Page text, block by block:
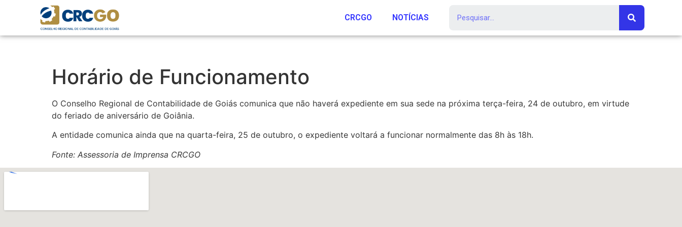
CRCGO NOTÍCIAS
Horário de Funcionamento
O Conselho Regional de Contabilidade de Goiás comunica que não haverá expediente em sua sede na próxima terça-feira, 24 de outubro, em virtude
do feriado de aniversário de Goiânia.
A entidade comunica ainda que na quarta-feira, 25 de outubro, o expediente voltará a funcionar normalmente das 8h às 18h.
Fonte: Assessoria de Imprensa CRCGO